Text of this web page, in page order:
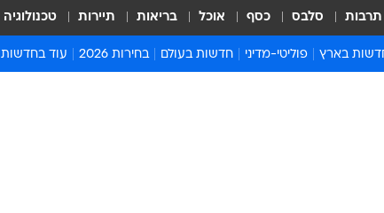
תרבות סלבס כסף אוכל בריאות תיירות טכנולוגיה
בארץ פוליטי-מדיני חדשות בעולם בחירות 2026 עוד בחדשות